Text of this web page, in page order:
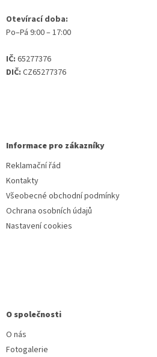
Otevírací doba:
Po–Pá 9:00 – 17:00
IČ: 65277376
DIČ: CZ65277376
Informace pro zákazníky
Reklamační řád
Kontakty
Všeobecné obchodní podmínky
Ochrana osobních údajů
Nastavení cookies
O společnosti
O nás
Fotogalerie